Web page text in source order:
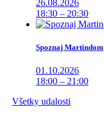
26.08.2026
18:30 – 20:30
Spoznaj Martindom
01.10.2026
18:00 – 21:00
Všetky udalosti